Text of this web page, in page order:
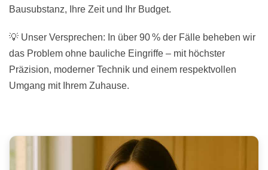
Bausubstanz, Ihre Zeit und Ihr Budget.
💡 Unser Versprechen: In über 90 % der Fälle beheben wir
das Problem ohne bauliche Eingriffe – mit höchster
Präzision, moderner Technik und einem respektvollen
Umgang mit Ihrem Zuhause.